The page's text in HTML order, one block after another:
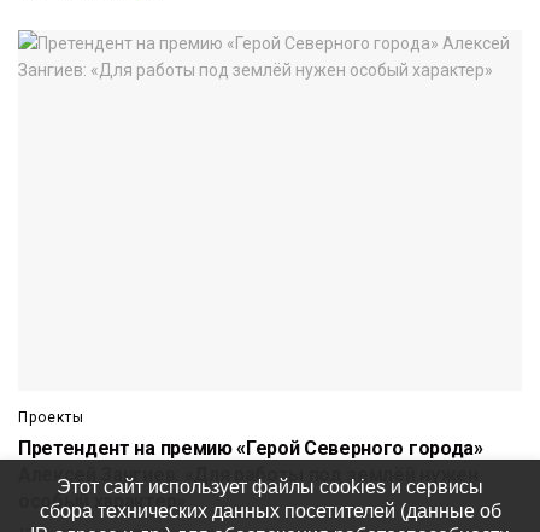
Проекты
Претендент на премию «Герой Северного города»
Алексей Зангиев: «Для работы под землёй нужен
особый характер»
Этот сайт использует файлы cookies и сервисы
сбора технических данных посетителей (данные об